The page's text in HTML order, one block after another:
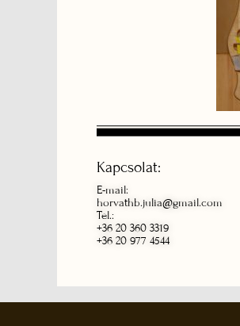
Kapcsolat:
E-mail:
horvathb.julia@gmail.com
Tel.:
+36 20 360 3319
+36 20 977 4544